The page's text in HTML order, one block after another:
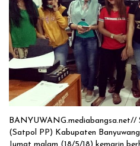
Uji Coba Program NADI JKN
BANYUWANG.mediabangsa.net//
(Satpol PP) Kabupaten